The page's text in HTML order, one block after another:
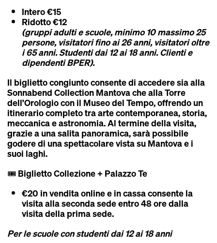
Intero €15
Ridotto €12
(gruppi adulti e scuole, minimo 10 massimo 25
persone, visitatori fino ai 26 anni, visitatori oltre
i 65 anni. Studenti dai 12 ai 18 anni. Clienti e
dipendenti BPER).
Il biglietto congiunto consente di accedere sia alla
Sonnabend Collection Mantova che alla Torre
dell’Orologio con il Museo del Tempo, offrendo un
itinerario completo tra arte contemporanea, storia,
meccanica e astronomia. Al termine della visita,
grazie a una salita panoramica, sarà possibile
godere di una spettacolare vista su Mantova e i
suoi laghi.
🎟️Biglietto Collezione + Palazzo Te
€20 in vendita online e in cassa consente la
visita alla seconda sede entro 48 ore dalla
visita della prima sede.
Per le scuole con studenti dai 12 ai 18 anni